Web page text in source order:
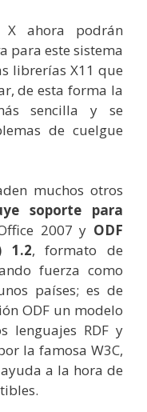
ahora podrán
para este sistema
librerías X11 que
de esta forma la
sencilla y se
de cuelgue
muchos otros
soporte para
2007 y ODF
1.2, formato de
fuerza como
países; es de
ODF un modelo
lenguajes RDF y
la famosa W3C,
a la hora de